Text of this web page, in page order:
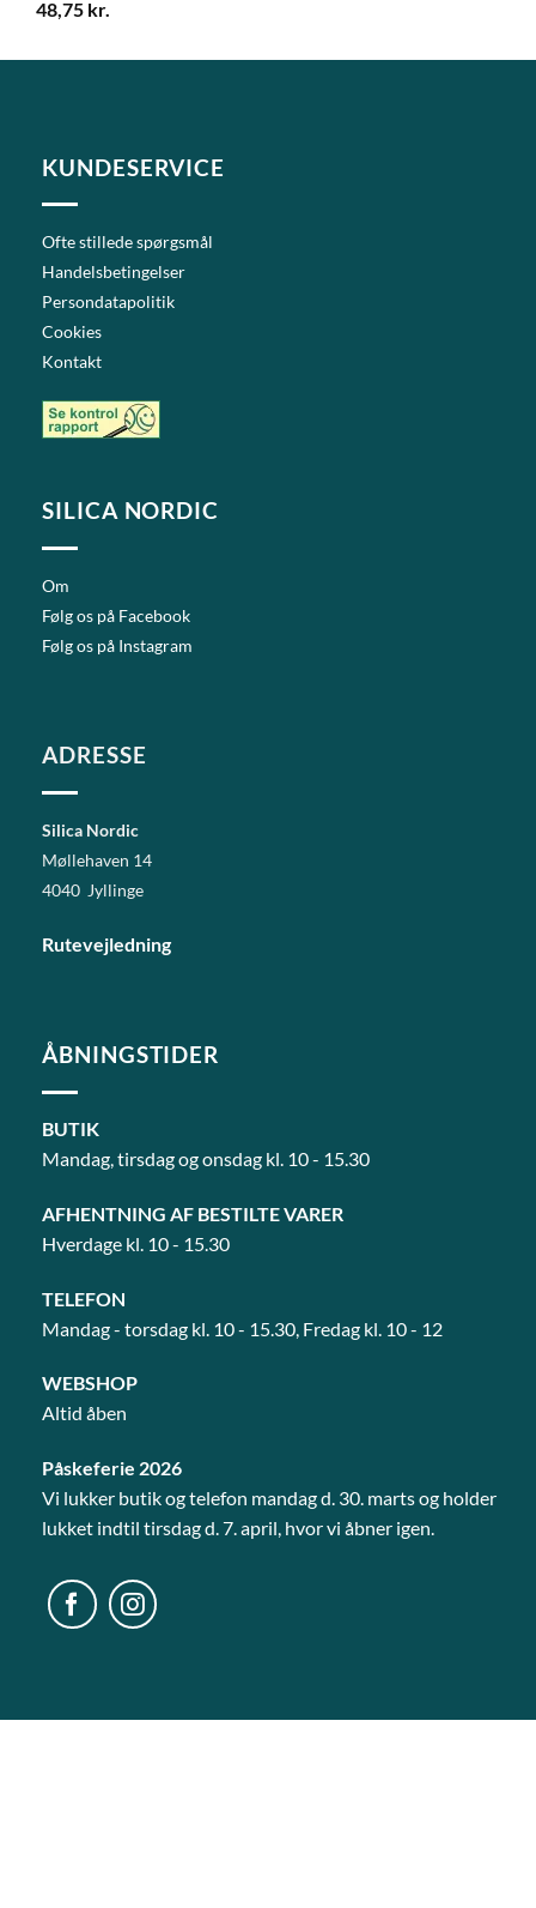
48,75 kr.
KUNDESERVICE
Ofte stillede spørgsmål
Handelsbetingelser
Persondatapolitik
Cookies
Kontakt
SILICA NORDIC
Om
Følg os på Facebook
Følg os på Instagram
ADRESSE
Silica Nordic
Møllehaven 14
4040 Jyllinge
Rutevejledning
ÅBNINGSTIDER
BUTIK
Mandag, tirsdag og onsdag kl. 10 - 15.30
AFHENTNING AF BESTILTE VARER
Hverdage kl. 10 - 15.30
TELEFON
Mandag - torsdag kl. 10 - 15.30, Fredag kl. 10 - 12
WEBSHOP
Altid åben
Påskeferie 2026
Vi lukker butik og telefon mandag d. 30. marts og holder
lukket indtil tirsdag d. 7. april, hvor vi åbner igen.